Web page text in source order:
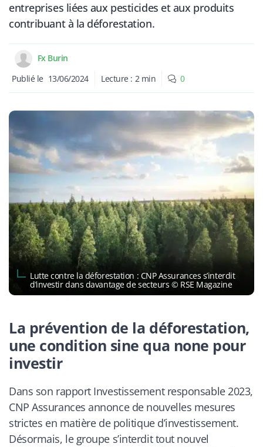
entreprises liées aux pesticides et aux produits
contribuant à la déforestation.
Fx Burin
Publié le 13/06/2024 Lecture : 2 min 0
Lutte contre la déforestation : CNP Assurances s’interdit
d’investir dans davantage de secteurs © RSE Magazine
La prévention de la déforestation,
une condition sine qua none pour
investir
Dans son rapport Investissement responsable 2023,
CNP Assurances annonce de nouvelles mesures
strictes en matière de politique d’investissement.
Désormais, le groupe s’interdit tout nouvel